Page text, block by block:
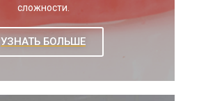
сложности.
УЗНАТЬ БОЛЬШЕ